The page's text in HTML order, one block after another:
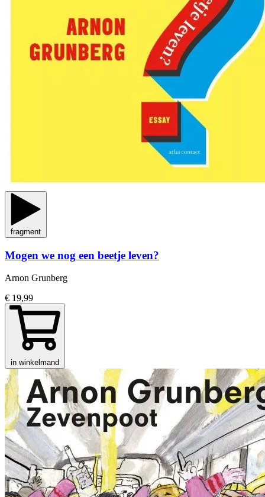
fragment
Mogen we nog een beetje leven?
Arnon Grunberg
€ 19,99
in winkelmand